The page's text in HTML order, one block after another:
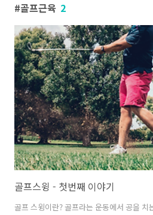
골프근육 2
골프스윙 - 첫번째 이야기
골프 스윙이란? 골프라는 운동에서 공을 치